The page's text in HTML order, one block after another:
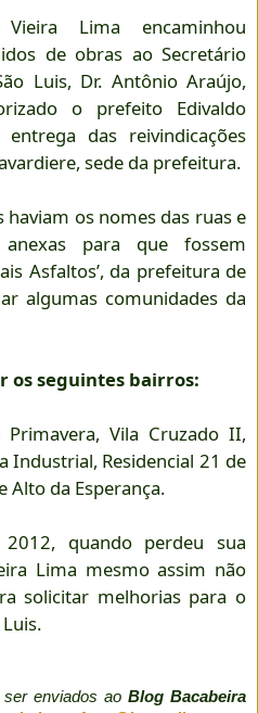
Lima encaminhou
de obras ao Secretário
Luis, Dr. Antônio Araújo,
o prefeito Edivaldo
das reivindicações
sede da prefeitura.
os nomes das ruas e
para que fossem
Asfaltos’, da prefeitura de
algumas comunidades da
os seguintes bairros:
Primavera, Vila Cruzado II,
Industrial, Residencial 21 de
Alto da Esperança.
quando perdeu sua
Lima mesmo assim não
solicitar melhorias para o
enviados ao Blog Bacabeira